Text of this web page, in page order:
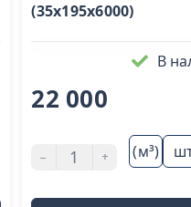
(35х195х6000)
В
22 000
- + (м³)